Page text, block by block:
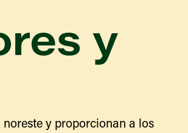
Uso de SNAP y beneficios
y
y proporcionan a los